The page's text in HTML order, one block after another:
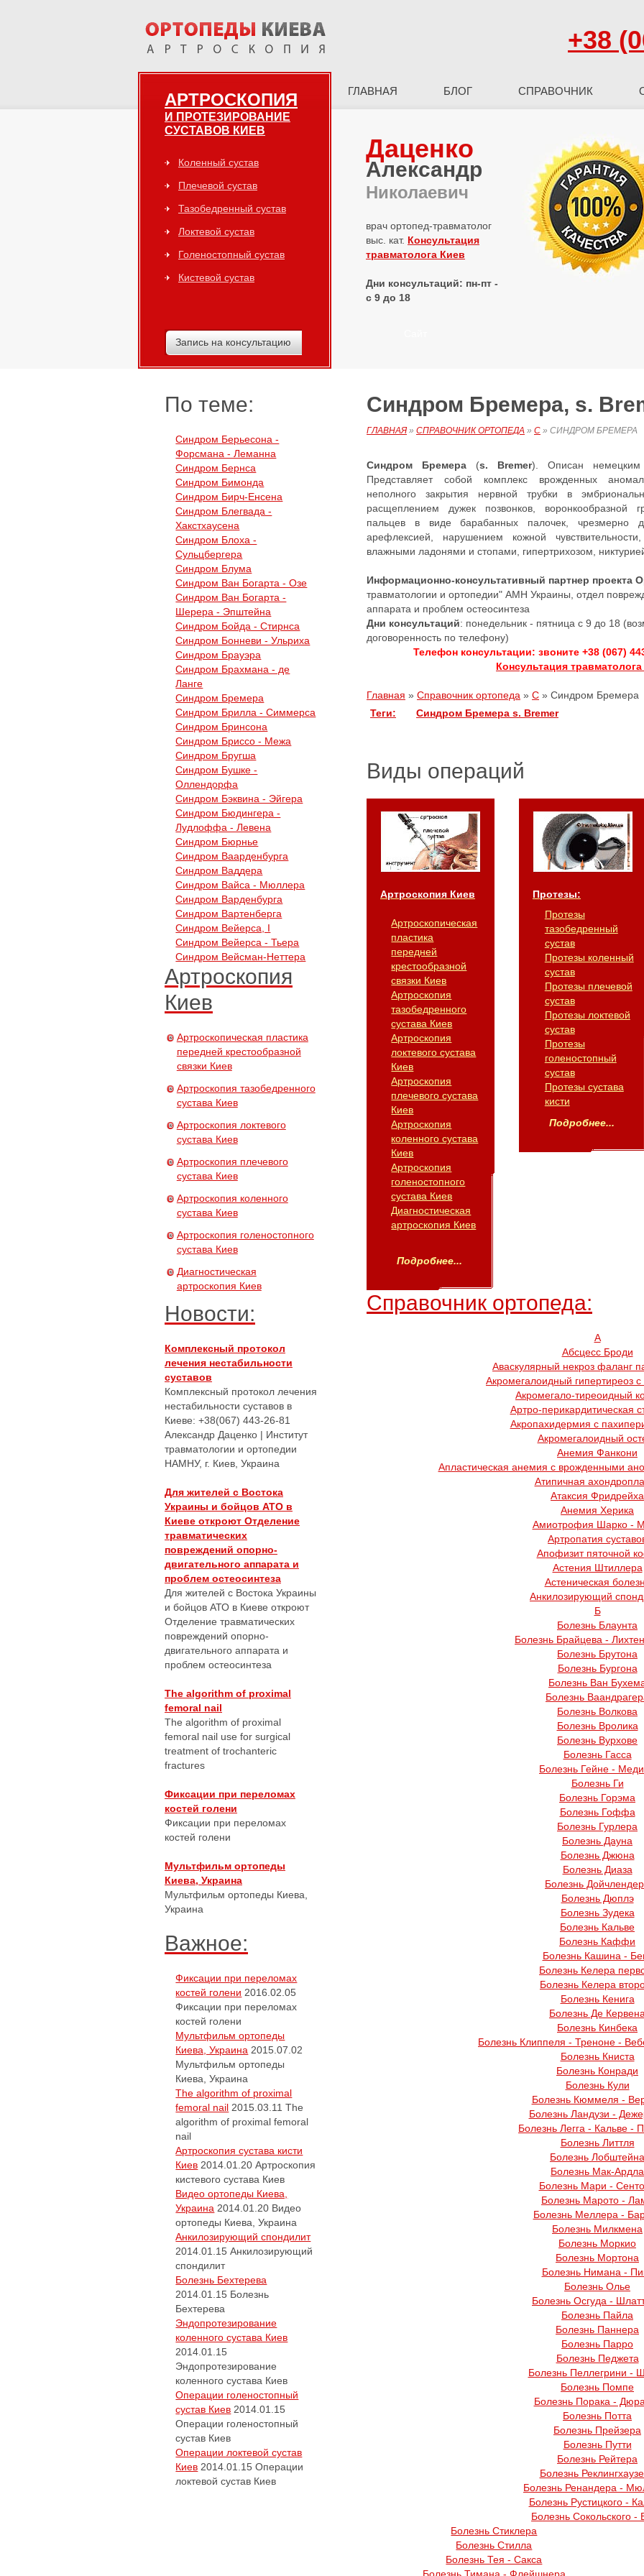
+38
ГЛАВНАЯ БЛОГ СПРАВОЧНИК
АРТРОСКОПИЯ
И ПРОТЕЗИРОВАНИЕ
СУСТАВОВ КИЕВ
Коленный сустав
Плечевой сустав
Тазобедренный сустав
Локтевой сустав
Голеностопный сустав
Кистевой сустав
Запись на консультацию
Даценко
Александр
Николаевич
врач ортопед-травматолог
выс. кат. Консультация
травматолога Киев
Дни консультаций: пн-пт -
с 9 до 18
По теме:
Синдром Берьесона -
Форсмана - Леманна
Синдром Бернса
Синдром Бимонда
Синдром Бирч-Енсена
Синдром Блегвада -
Хакстхаусена
Синдром Блоха -
Сульцбергера
Синдром Блума
Синдром Ван Богарта - Озе
Синдром Ван Богарта -
Шерера - Эпштейна
Синдром Бойда - Стирнса
Синдром Бонневи - Ульриха
Синдром Брауэра
Синдром Брахмана - де
Ланге
Синдром Бремера
Синдром Брилла - Симмерса
Синдром Бринсона
Синдром Бриссо - Межа
Синдром Бругша
Синдром Бушке -
Оллендорфа
Синдром Бэквина - Эйгера
Синдром Бюдингера -
Лудлоффа - Левена
Синдром Бюрнье
Синдром Ваарденбурга
Синдром Ваддера
Синдром Вайса - Мюллера
Синдром Варденбурга
Синдром Вартенберга
Синдром Вейерса, I
Синдром Вейерса - Тьера
Синдром Вейсман-Неттера
Артроскопия
Киев
Артроскопическая пластика
передней крестообразной
связки Киев
Артроскопия тазобедренного
сустава Киев
Артроскопия локтевого
сустава Киев
Артроскопия плечевого
сустава Киев
Артроскопия коленного
сустава Киев
Артроскопия голеностопного
сустава Киев
Диагностическая
артроскопия Киев
Новости:
Комплексный протокол
лечения нестабильности
суставов
Комплексный протокол лечения
нестабильности суставов в
Киеве: +38(067) 443-26-81
Александр Даценко | Институт
травматологии и ортопедии
НАМНУ, г. Киев, Украина
Для жителей с Востока
Украины и бойцов АТО в
Киеве откроют Отделение
травматических
повреждений опорно-
двигательного аппарата и
проблем остеосинтеза
Для жителей с Востока Украины
и бойцов АТО в Киеве откроют
Отделение травматических
повреждений опорно-
двигательного аппарата и
проблем остеосинтеза
The algorithm of proximal
femoral nail
The algorithm of proximal
femoral nail use for surgical
treatment of trochanteric
fractures
Фиксации при переломах
костей голени
Фиксации при переломах
костей голени
Мультфильм ортопеды
Киева, Украина
Мультфильм ортопеды Киева,
Украина
Важное:
Фиксации при переломах
костей голени 2016.02.05
Фиксации при переломах
костей голени
Мультфильм ортопеды
Киева, Украина 2015.07.02
Мультфильм ортопеды
Киева, Украина
The algorithm of proximal
femoral nail 2015.03.11 The
algorithm of proximal femoral
nail
Артроскопия сустава кисти
Киев 2014.01.20 Артроскопия
кистевого сустава Киев
Видео ортопеды Киева,
Украина 2014.01.20 Видео
ортопеды Киева, Украина
Анкилозирующий спондилит
2014.01.15 Анкилозирующий
спондилит
Болезнь Бехтерева
2014.01.15 Болезнь
Бехтерева
Эндопротезирование
коленного сустава Киев
2014.01.15
Эндопротезирование
коленного сустава Киев
Операции голеностопный
сустав Киев 2014.01.15
Операции голеностопный
сустав Киев
Операции локтевой сустав
Киев 2014.01.15 Операции
локтевой сустав Киев
Синдром Бремера, s.
ГЛАВНАЯ » СПРАВОЧНИК ОРТОПЕДА » С » СИНДРОМ БРЕМЕРА
Синдром Бремера (s. Bremer). Описан немецким
Представляет собой комплекс врожденных
неполного закрытия нервной трубки в
расщеплением дужек позвонков, воронкообразной
пальцев в виде барабанных палочек, чрезмерно
арефлексией, нарушением кожной
влажными ладонями и стопами, гипертрихозом,
Информационно-консультативный партнер проекта
травматологии и ортопедии" АМН Украины, отдел
аппарата и проблем остеосинтеза
Дни консультаций: понедельник - пятница с 9 до 18
договоренность по телефону)
Телефон консультации: звоните +38 (067)
Консультация
Главная » Справочник ортопеда » С » Синдром Бремера
Теги:
Синдром Бремера s. Bremer
Виды операций
Артроскопия Киев
Артроскопическая
пластика
передней
крестообразной
связки Киев
Артроскопия
тазобедренного
сустава Киев
Артроскопия
локтевого сустава
Киев
Артроскопия
плечевого сустава
Киев
Артроскопия
коленного сустава
Киев
Артроскопия
голеностопного
сустава Киев
Диагностическая
артроскопия Киев
Подробнее...
Протезы:
Протезы
тазобедренный
сустав
Протезы коленный
сустав
Протезы плечевой
сустав
Протезы локтевой
сустав
Протезы
голеностопный
сустав
Протезы сустава
кисти
Подробнее...
Справочник ортопеда:
А
Абсцесс Броди
Аваскулярный некроз фаланг
Акромегалоидный гипертиреоз с
Акромегало-тиреоидный
Артро-перикардитическая
Акропахидермия с
Акромегалоидный
Анемия Фанкони
Апластическая анемия с врожденными
Атипичная
Атаксия Фридрейха
Анемия Херика
Амиотрофия Шарко -
Артропатия
Апофизит пяточной
Астения Штиллера
Астеническая
Анкилозирующий
Б
Болезнь Блаунта
Болезнь Брайцева -
Болезнь Брутона
Болезнь Бургона
Болезнь Ван
Болезнь
Болезнь Волкова
Болезнь Вролика
Болезнь Вурхове
Болезнь Гасса
Болезнь Гейне -
Болезнь Ги
Болезнь Горэма
Болезнь Гоффа
Болезнь Гурлера
Болезнь Дауна
Болезнь Джюна
Болезнь Диаза
Болезнь
Болезнь Дюплэ
Болезнь Зудека
Болезнь Кальве
Болезнь Каффи
Болезнь Кашина -
Болезнь Келера
Болезнь Келера
Болезнь Кенига
Болезнь Де Кервена
Болезнь Кинбека
Болезнь Клиппеля - Треноне -
Болезнь Книста
Болезнь Конради
Болезнь Кули
Болезнь Кюммеля -
Болезнь Ландузи -
Болезнь Легга - Кальве -
Болезнь Литтля
Болезнь Лобштейна
Болезнь Мак-Ардла
Болезнь Мари -
Болезнь Марото -
Болезнь Меллера -
Болезнь Милкмена
Болезнь Моркио
Болезнь Мортона
Болезнь Нимана -
Болезнь Олье
Болезнь Осгуда -
Болезнь Пайла
Болезнь Паннера
Болезнь Парро
Болезнь Педжета
Болезнь Пеллегрини -
Болезнь Помпе
Болезнь Порака -
Болезнь Потта
Болезнь Прейзера
Болезнь Путти
Болезнь Рейтера
Болезнь
Болезнь Ренандера -
Болезнь Рустицкого -
Болезнь Сокольского -
Болезнь Стиклера
Болезнь Стилла
Болезнь Тея - Сакса